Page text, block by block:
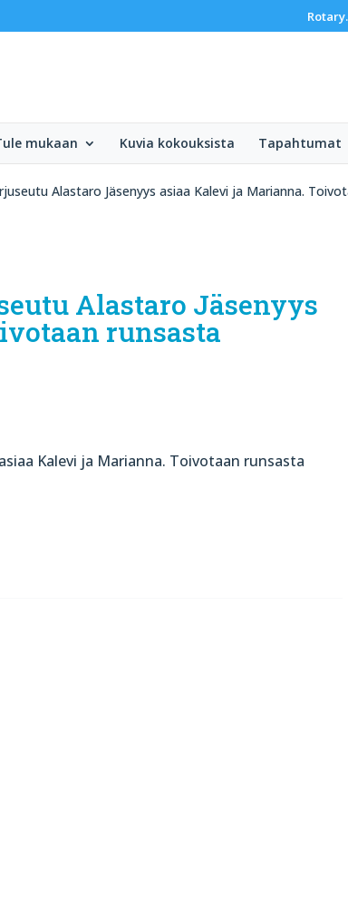
mukaan Kuvia kokouksista Tapahtumat
Alastaro Jäsenyys asiaa Kalevi ja Marianna.
Alastaro Jäsenyys
runsasta
Kalevi ja Marianna. Toivotaan runsasta